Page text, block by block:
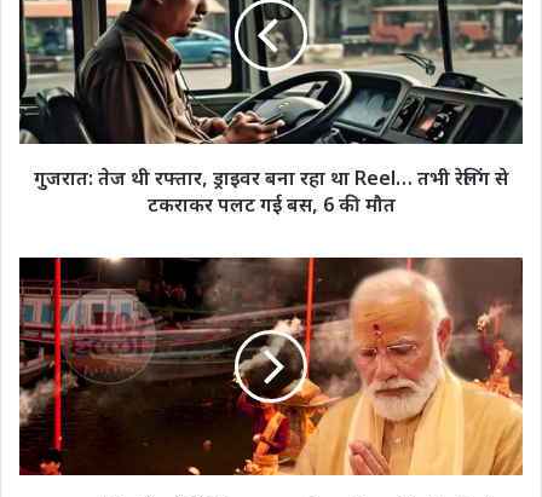
रफ्तार,
ड्राइवर
बना
रहा
था
Reel…
रेलिंग
गई
बस,
6
की
मौत
गुजरात: तेज थी रफ्तार, ड्राइवर बना रहा था Reel… तभी रेलिंग से
टकराकर पलट गई बस, 6 की मौत
नरेंद्र
मोदी
20
अक्टूबर
को
काशी
आएंगे:
तैयारियां